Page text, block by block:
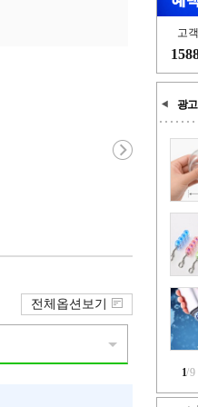
고
광고
1/9
전체옵션보기